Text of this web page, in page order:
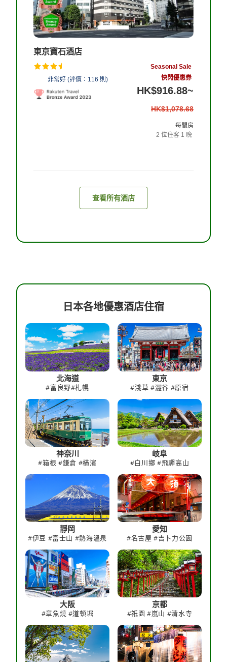
東京寶石酒店
非常好 (評價： 116 則 )
Seasonal Sale
快閃優惠券
HK$916.88~
HK$1,078.68
每間房
2 位住客 1 晚
查看所有酒店
日本各地優惠酒店住宿
北海道
#富良野#札幌
東京
#淺草 #澀谷 #原宿
神奈川
#箱根 #鎌倉 #橫濱
岐阜
#白川鄉 #飛驒高山
靜岡
#伊豆 #富士山 #熱海溫泉
愛知
#名古屋 #吉卜力公園
大阪
#章魚燒 #道頓堀
京都
#祇園 #嵐山 #清水寺